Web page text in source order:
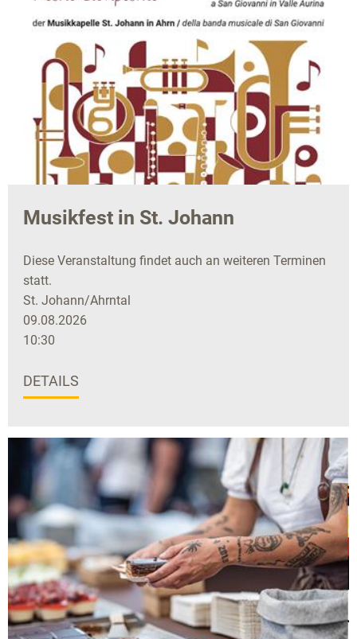
Musikfest in St. Johann
Diese Veranstaltung findet auch an weiteren Terminen
statt.
St. Johann/Ahrntal
09.08.2026
10:30
DETAILS